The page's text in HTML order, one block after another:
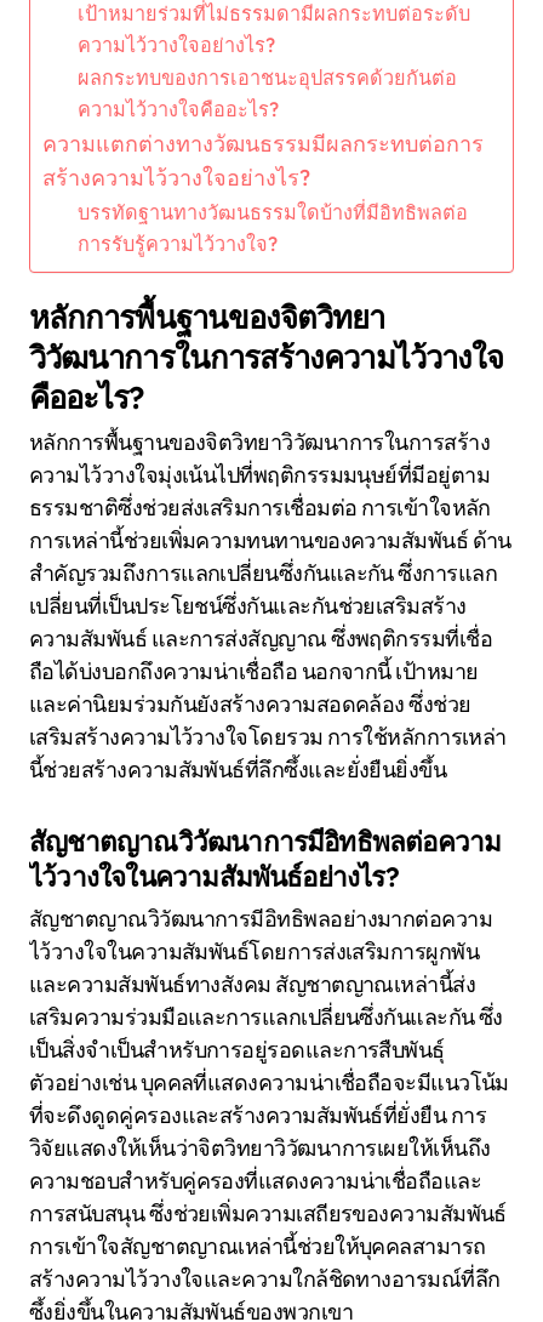
เป้าหมายร่วมที่ไม่ธรรมดามีผลกระทบต่อระดับ
ความไว้วางใจอย่างไร?
ผลกระทบของการเอาชนะอุปสรรคด้วยกันต่อ
ความไว้วางใจคืออะไร?
ความแตกต่างทางวัฒนธรรมมีผลกระทบต่อการ
สร้างความไว้วางใจอย่างไร?
บรรทัดฐานทางวัฒนธรรมใดบ้างที่มีอิทธิพลต่อ
การรับรู้ความไว้วางใจ?
หลักการพื้นฐานของจิตวิทยา
วิวัฒนาการในการสร้างความไว้วางใจ
คืออะไร?
หลักการพื้นฐานของจิตวิทยาวิวัฒนาการในการสร้าง
ความไว้วางใจมุ่งเน้นไปที่พฤติกรรมมนุษย์ที่มีอยู่ตาม
ธรรมชาติซึ่งช่วยส่งเสริมการเชื่อมต่อ การเข้าใจหลัก
การเหล่านี้ช่วยเพิ่มความทนทานของความสัมพันธ์ ด้าน
สำคัญรวมถึงการแลกเปลี่ยนซึ่งกันและกัน ซึ่งการแลก
เปลี่ยนที่เป็นประโยชน์ซึ่งกันและกันช่วยเสริมสร้าง
ความสัมพันธ์ และการส่งสัญญาณ ซึ่งพฤติกรรมที่เชื่อ
ถือได้บ่งบอกถึงความน่าเชื่อถือ นอกจากนี้ เป้าหมาย
และค่านิยมร่วมกันยังสร้างความสอดคล้อง ซึ่งช่วย
เสริมสร้างความไว้วางใจโดยรวม การใช้หลักการเหล่า
นี้ช่วยสร้างความสัมพันธ์ที่ลึกซึ้งและยั่งยืนยิ่งขึ้น
สัญชาตญาณวิวัฒนาการมีอิทธิพลต่อความ
ไว้วางใจในความสัมพันธ์อย่างไร?
สัญชาตญาณวิวัฒนาการมีอิทธิพลอย่างมากต่อความ
ไว้วางใจในความสัมพันธ์โดยการส่งเสริมการผูกพัน
และความสัมพันธ์ทางสังคม สัญชาตญาณเหล่านี้ส่ง
เสริมความร่วมมือและการแลกเปลี่ยนซึ่งกันและกัน ซึ่ง
เป็นสิ่งจำเป็นสำหรับการอยู่รอดและการสืบพันธุ์
ตัวอย่างเช่น บุคคลที่แสดงความน่าเชื่อถือจะมีแนวโน้ม
ที่จะดึงดูดคู่ครองและสร้างความสัมพันธ์ที่ยั่งยืน การ
วิจัยแสดงให้เห็นว่าจิตวิทยาวิวัฒนาการเผยให้เห็นถึง
ความชอบสำหรับคู่ครองที่แสดงความน่าเชื่อถือและ
การสนับสนุน ซึ่งช่วยเพิ่มความเสถียรของความสัมพันธ์
การเข้าใจสัญชาตญาณเหล่านี้ช่วยให้บุคคลสามารถ
สร้างความไว้วางใจและความใกล้ชิดทางอารมณ์ที่ลึก
ซึ้งยิ่งขึ้นในความสัมพันธ์ของพวกเขา